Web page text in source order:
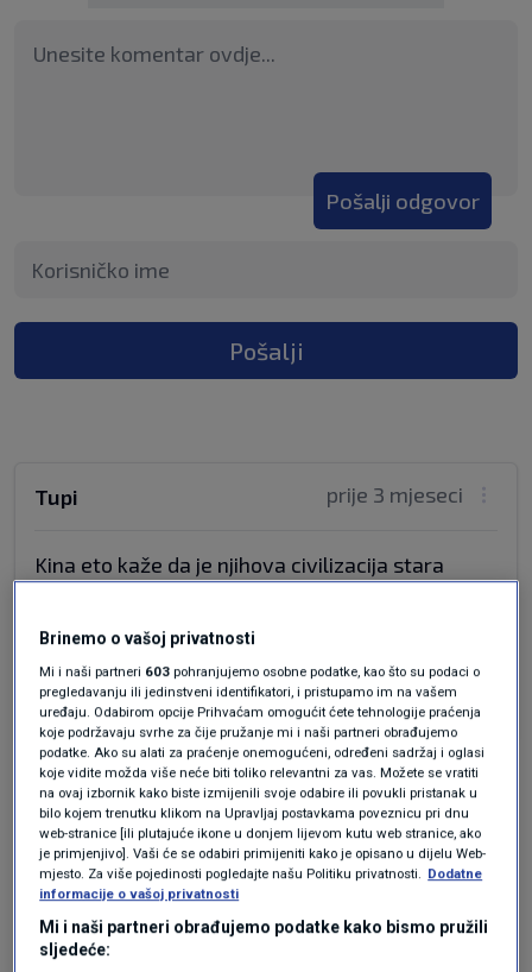
Pošalji odgovor
Pošalji
prije 3 mjeseci
Tupi
Kina eto kaže da je njihova civilizacija stara
kineski zid .
Odgovor
Oglas
Brinemo o vašoj privatnosti
Mi i naši partneri 603 pohranjujemo osobne podatke, kao što su podaci o
pregledavanju ili jedinstveni identifikatori, i pristupamo im na vašem
uređaju. Odabirom opcije Prihvaćam omogućit ćete tehnologije praćenja
koje podržavaju svrhe za čije pružanje mi i naši partneri obrađujemo
podatke. Ako su alati za praćenje onemogućeni, određeni sadržaj i oglasi
koje vidite možda više neće biti toliko relevantni za vas. Možete se vratiti
na ovaj izbornik kako biste izmijenili svoje odabire ili povukli pristanak u
bilo kojem trenutku klikom na Upravljaj postavkama poveznicu pri dnu
web-stranice [ili plutajuće ikone u donjem lijevom kutu web stranice, ako
je primjenjivo]. Vaši će se odabiri primijeniti kako je opisano u dijelu Web-
mjesto. Za više pojedinosti pogledajte našu Politiku privatnosti. Dodatne
informacije o vašoj privatnosti
Mi i naši partneri obrađujemo podatke kako bismo pružili
sljedeće: